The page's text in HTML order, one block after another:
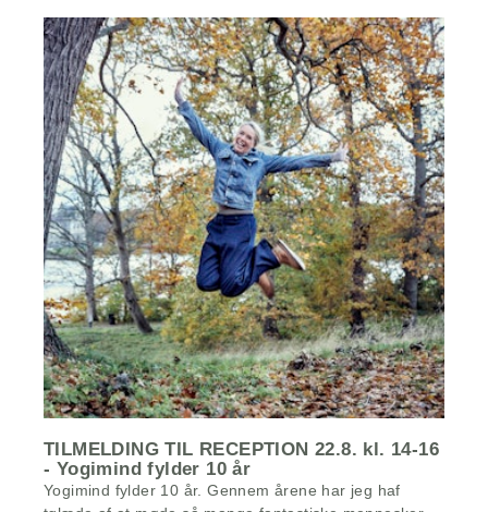
TILMELDING TIL RECEPTION 22.8. kl. 14-16
- Yogimind fylder 10 år
Yogimind fylder 10 år. Gennem årene har jeg haf